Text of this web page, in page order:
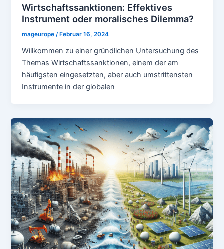
Wirtschaftssanktionen: Effektives
Instrument oder moralisches Dilemma?
mageurope/ Februar 16, 2024
Willkommen zu einer gründlichen Untersuchung des
Themas Wirtschaftssanktionen, einem der am
häufigsten eingesetzten, aber auch umstrittensten
Instrumente in der globalen